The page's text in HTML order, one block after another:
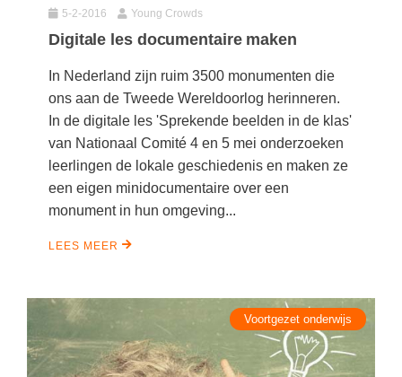
5-2-2016 Young Crowds
Digitale les documentaire maken
In Nederland zijn ruim 3500 monumenten die
ons aan de Tweede Wereldoorlog herinneren.
In de digitale les 'Sprekende beelden in de klas'
van Nationaal Comité 4 en 5 mei onderzoeken
leerlingen de lokale geschiedenis en maken ze
een eigen minidocumentaire over een
monument in hun omgeving...
LEES MEER
Voortgezet onderwijs